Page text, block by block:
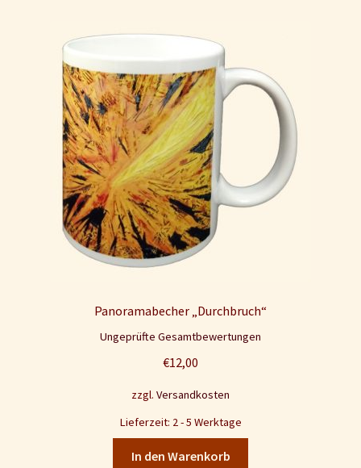
Panoramabecher „Durchbruch“
Ungeprüfte Gesamtbewertungen
€12,00
zzgl. Versandkosten
Lieferzeit: 2 - 5 Werktage
In den Warenkorb